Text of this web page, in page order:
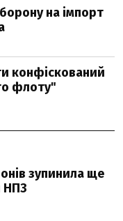
на імпорт
конфіскований
флоту"
зупинила ще
НПЗ